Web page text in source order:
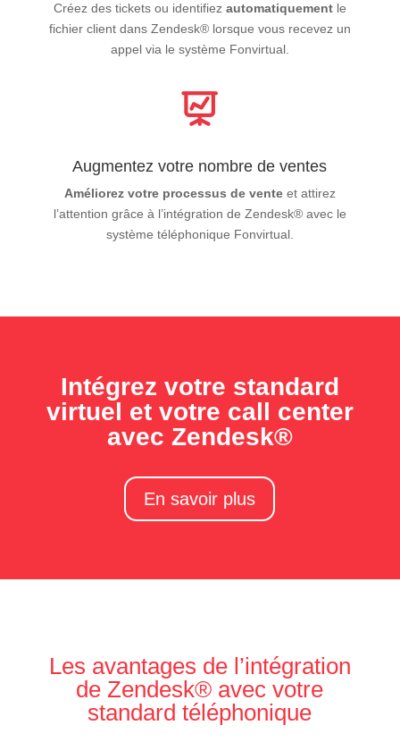
Créez des tickets ou identifiez automatiquementle
fichier client dans Zendesk® lorsque vous recevez un
appel via le système Fonvirtual.
Augmentez votre nombre de ventes
Améliorez votre processus de venteet attirez
l’attention grâce à l’intégration de Zendesk® avec le
système téléphonique Fonvirtual.
Intégrez votre standard
virtuel et votre call center
avec Zendesk®
En savoir plus
Les avantages de l’intégration
de Zendesk® avec votre
standard téléphonique